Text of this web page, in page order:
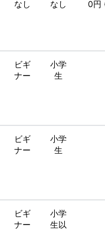
なし なし
0円
ビギ
ナー
小学
生
ビギ
ナー
小学
生
ビギ
ナー
小学
生以